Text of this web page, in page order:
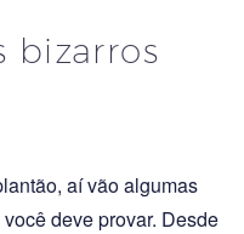
bizarros
aí vão algumas
deve provar. Desde